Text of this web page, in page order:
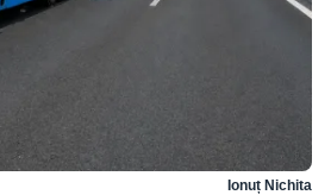
Ionuț Nichita